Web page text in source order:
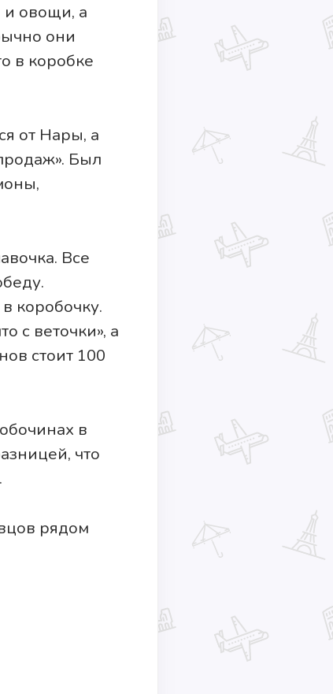
овощи, а
они
в коробке
от Нары, а
Был
Все
коробочку.
с веточки», а
стоит 100
в
что
рядом